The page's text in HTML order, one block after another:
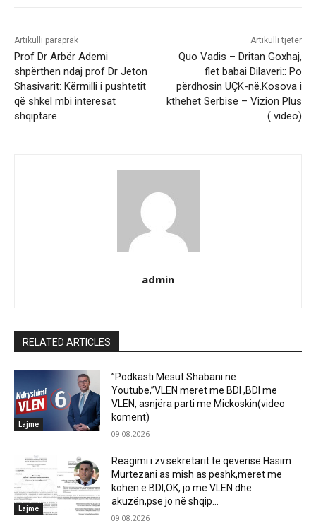
Artikulli paraprak
Prof Dr Arbër Ademi
shpërthen ndaj prof Dr Jeton
Shasivarit: Kërmilli i pushtetit
që shkel mbi interesat
shqiptare
Artikulli tjetër
Quo Vadis – Dritan Goxhaj,
flet babai Dilaveri:: Po
përdhosin UÇK-në.Kosova i
kthehet Serbise – Vizion Plus
( video)
admin
RELATED ARTICLES
Lajme
”Podkasti Mesut Shabani në
Youtube,”VLEN meret me BDI ,BDI me
VLEN, asnjëra parti me Mickoskin(video
koment)
09.08.2026
Lajme
Reagimi i zv.sekretarit të qeverisë Hasim
Murtezani as mish as peshk,meret me
kohën e BDI,OK, jo me VLEN dhe
akuzën,pse jo në shqip...
09.08.2026